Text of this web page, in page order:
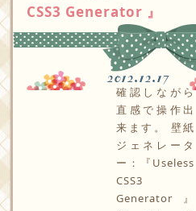
CSS3 Generator 』
2012.12.17
確認しながら
直感で操作出
来ます。 壁紙
ジェネレータ
ー：『Useless
CSS3
Generator 』